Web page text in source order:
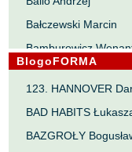
Bałczewski Marcin
Bamburowicz
Bawołek Waldemar
Bereza Henryk
Berezin Kostia
Bielawa Jacek
BlogoFORMA
123. HANNOVER
BAD HABITS
BAZGROŁY